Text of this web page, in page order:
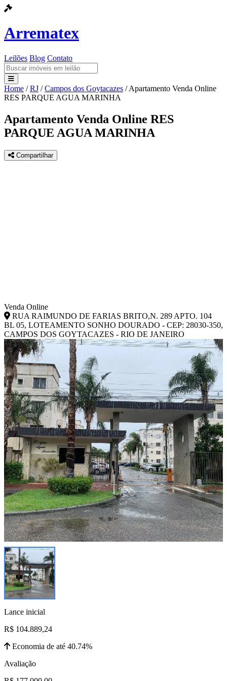
Arrematex
Leilões Blog Contato
Leilões
Blog
Contato
Home / RJ / Campos dos Goytacazes / Apartamento Venda Online
RES PARQUE AGUA MARINHA
Apartamento Venda Online RES
PARQUE AGUA MARINHA
Compartilhar
Venda Online
RUA RAIMUNDO DE FARIAS BRITO,N. 289 APTO. 104
BL 05, LOTEAMENTO SONHO DOURADO - CEP: 28030-350,
CAMPOS DOS GOYTACAZES - RIO DE JANEIRO
Lance inicial
R$ 104.889,24
Economia de até 40.74%
Avaliação